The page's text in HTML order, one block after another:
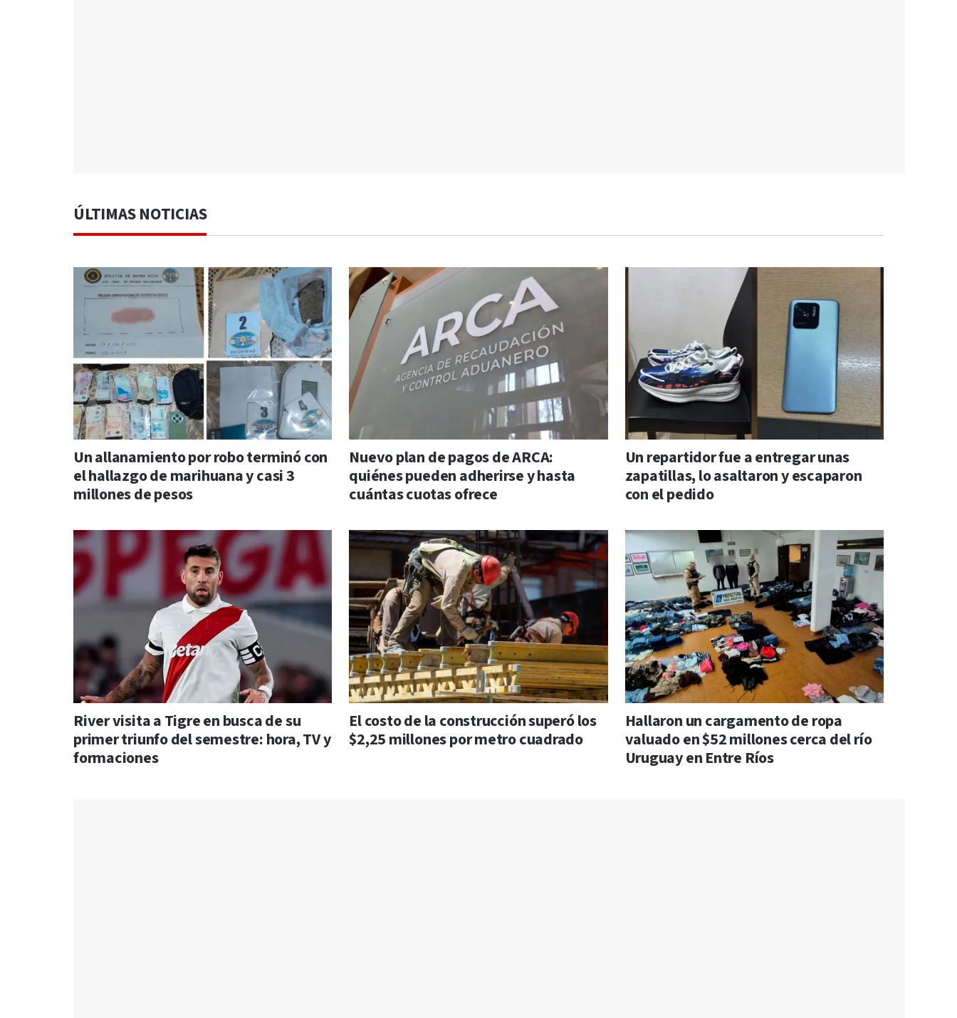
ÚLTIMAS NOTICIAS
Un allanamiento por robo terminó con
el hallazgo de marihuana y casi 3
millones de pesos
Nuevo plan de pagos de ARCA:
quiénes pueden adherirse y hasta
cuántas cuotas ofrece
Un repartidor fue a entregar unas
zapatillas, lo asaltaron y escaparon
con el pedido
River visita a Tigre en busca de su
primer triunfo del semestre: hora, TV y
formaciones
El costo de la construcción superó los
$2,25 millones por metro cuadrado
Hallaron un cargamento de ropa
valuado en $52 millones cerca del río
Uruguay en Entre Ríos